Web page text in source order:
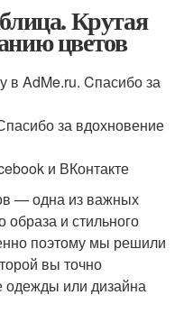
Крутая
цветов
AdMe.ru. Cпасибо за
за вдохновение
и ВКонтакте
— одна из важных
и стильного
поэтому мы решили
вы точно
одежды или дизайна